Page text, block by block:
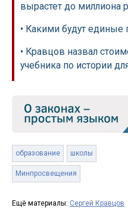
вырастет до миллиона
• Какими будут
• Кравцов назвал
учебника по истории
образование школы
Минпросвещения
Ещё материалы: Сергей Кравцов